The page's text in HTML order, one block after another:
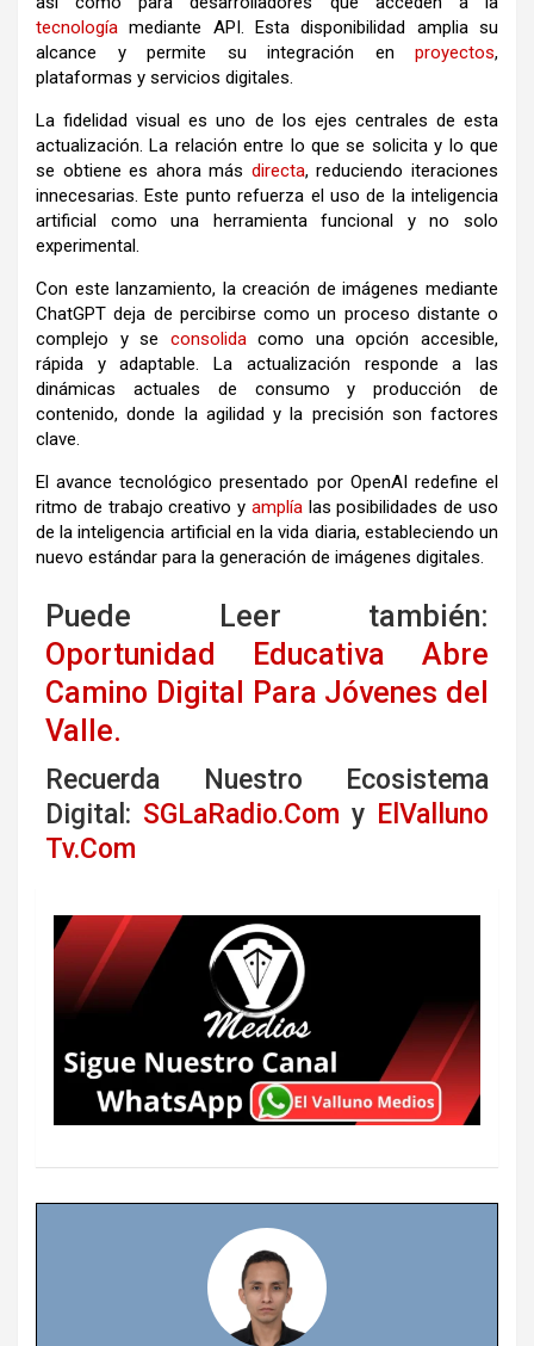
tecnología mediante API. Esta disponibilidad amplia su
alcance y permite su integración en proyectos,
plataformas y servicios digitales.
La fidelidad visual es uno de los ejes centrales de esta
actualización. La relación entre lo que se solicita y lo que
se obtiene es ahora más directa, reduciendo iteraciones
innecesarias. Este punto refuerza el uso de la inteligencia
artificial como una herramienta funcional y no solo
experimental.
Con este lanzamiento, la creación de imágenes mediante
ChatGPT deja de percibirse como un proceso distante o
complejo y se consolidacomo una opción accesible,
rápida y adaptable. La actualización responde a las
dinámicas actuales de consumo y producción de
contenido, donde la agilidad y la precisión son factores
clave.
El avance tecnológico presentado por OpenAI redefine el
ritmo de trabajo creativo y amplíalas posibilidades de uso
de la inteligencia artificial en la vida diaria, estableciendo un
nuevo estándar para la generación de imágenes digitales.
Puede Leer también:
Oportunidad Educativa Abre
Camino Digital Para Jóvenes del
Valle.
Recuerda Nuestro Ecosistema
Digital: SGLaRadio.Com y ElValluno
Tv.Com